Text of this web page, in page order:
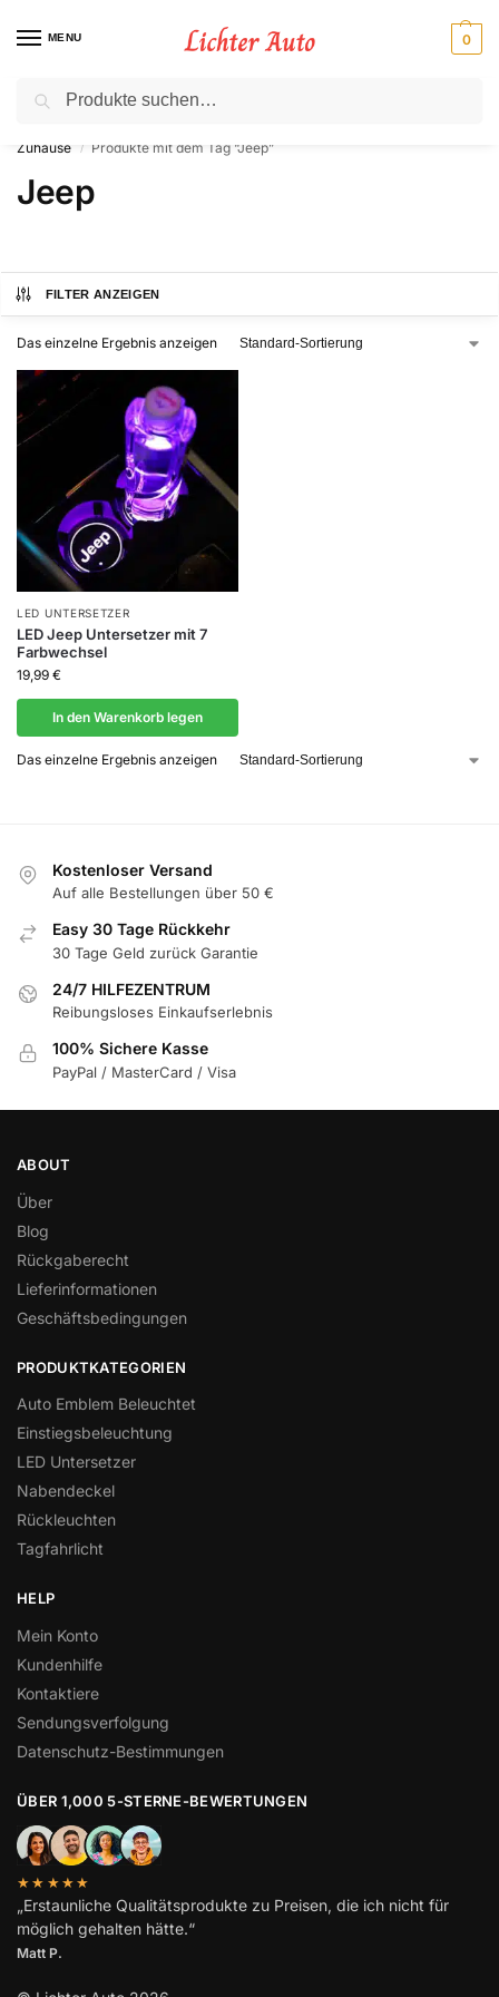
MENU 0
⚡ 10 % Rabatt für Neukunden. Code: NC10
Zuhause / Produkte mit dem Tag “Jeep”
Jeep
FILTER ANZEIGEN
Das einzelne Ergebnis anzeigen
LED UNTERSETZER
LED Jeep Untersetzer mit 7
Farbwechsel
19,99 €
In den Warenkorb legen
Das einzelne Ergebnis anzeigen
Kostenloser Versand
Auf alle Bestellungen über 50 €
Easy 30 Tage Rückkehr
30 Tage Geld zurück Garantie
24/7 HILFEZENTRUM
Reibungsloses Einkaufserlebnis
100% Sichere Kasse
PayPal / MasterCard / Visa
ABOUT
Über
Blog
Rückgaberecht
Lieferinformationen
Geschäftsbedingungen
PRODUKTKATEGORIEN
Auto Emblem Beleuchtet
Einstiegsbeleuchtung
LED Untersetzer
Nabendeckel
Rückleuchten
Tagfahrlicht
HELP
Mein Konto
Kundenhilfe
Kontaktiere
Sendungsverfolgung
Datenschutz-Bestimmungen
ÜBER 1,000 5-STERNE-BEWERTUNGEN
★★★★★
„Erstaunliche Qualitätsprodukte zu Preisen, die ich nicht für
möglich gehalten hätte.“
Matt P.